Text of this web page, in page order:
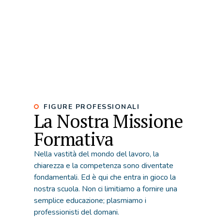
FIGURE PROFESSIONALI
La Nostra Missione
Formativa
Nella vastità del mondo del lavoro, la
chiarezza e la competenza sono diventate
fondamentali. Ed è qui che entra in gioco la
nostra scuola. Non ci limitiamo a fornire una
semplice educazione; plasmiamo i
professionisti del domani.